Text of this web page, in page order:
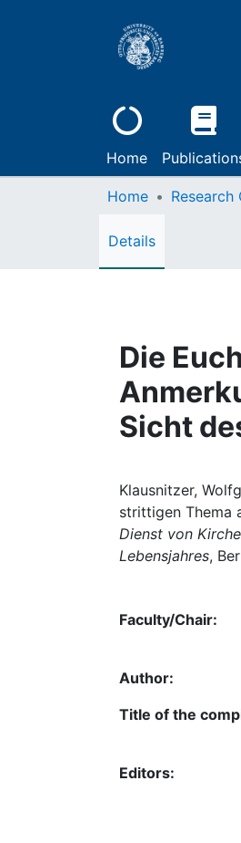
Home
Home Research
Details
Die
Sicht
Klausnitzer,
strittigen Thema
Dienst von
Lebensjahres,
Faculty/Chair:
Author:
Title of the
Editors: